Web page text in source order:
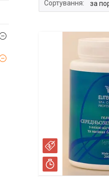
Залишилось 24
–10%